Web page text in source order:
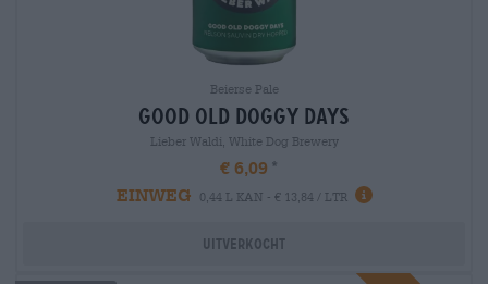
Beierse Pale
good old doggy days
Lieber Waldi, White Dog Brewery
€ 6,09
EINWEG
0,44 L KAN - € 13,84 / LTR
Uitverkocht